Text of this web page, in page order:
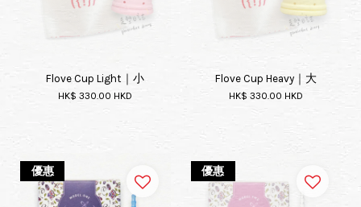
Flove Cup Light｜小
HK$ 330.00 HKD
Flove Cup Heavy｜大
HK$ 330.00 HKD
優惠 優惠